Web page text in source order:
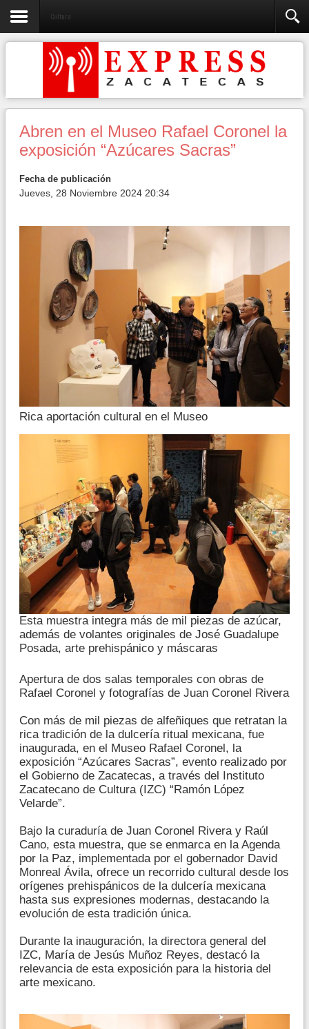
Cultura
Abren en el Museo Rafael Coronel la
exposición “Azúcares Sacras”
Fecha de publicación
Jueves, 28 Noviembre 2024 20:34
Rica aportación cultural en el Museo
Esta muestra integra más de mil piezas de azúcar,
además de volantes originales de José Guadalupe
Posada, arte prehispánico y máscaras
Apertura de dos salas temporales con obras de
Rafael Coronel y fotografías de Juan Coronel Rivera
Con más de mil piezas de alfeñiques que retratan la
rica tradición de la dulcería ritual mexicana, fue
inaugurada, en el Museo Rafael Coronel, la
exposición “Azúcares Sacras”, evento realizado por
el Gobierno de Zacatecas, a través del Instituto
Zacatecano de Cultura (IZC) “Ramón López
Velarde”.
Bajo la curaduría de Juan Coronel Rivera y Raúl
Cano, esta muestra, que se enmarca en la Agenda
por la Paz, implementada por el gobernador David
Monreal Ávila, ofrece un recorrido cultural desde los
orígenes prehispánicos de la dulcería mexicana
hasta sus expresiones modernas, destacando la
evolución de esta tradición única.
Durante la inauguración, la directora general del
IZC, María de Jesús Muñoz Reyes, destacó la
relevancia de esta exposición para la historia del
arte mexicano.